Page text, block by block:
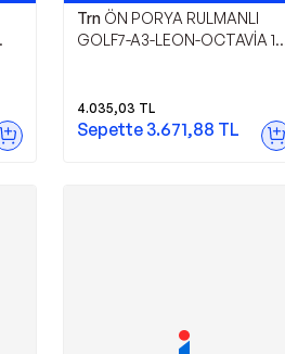
Trn ÖN PORYA RULMANLI
GOLF7-A3-LEON-OCTAVİA
4.035,03 TL
Sepette 3.671,88 TL